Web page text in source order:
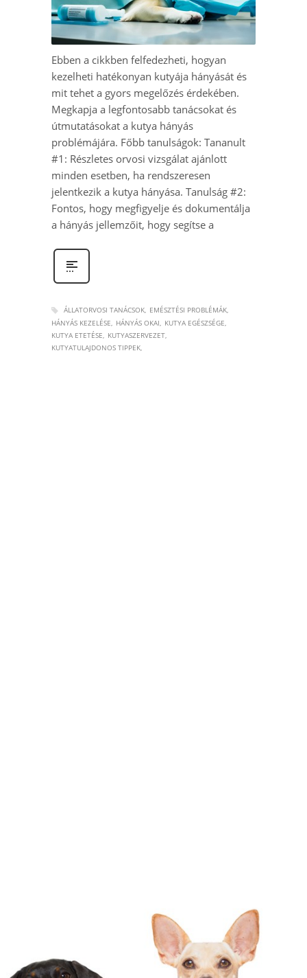
Ebben a cikkben felfedezheti, hogyan
kezelheti hatékonyan kutyája hányását és
mit tehet a gyors megelőzés érdekében.
Megkapja a legfontosabb tanácsokat és
útmutatásokat a kutya hányás
problémájára. Főbb tanulságok: Tananult
#1: Részletes orvosi vizsgálat ajánlott
minden esetben, ha rendszeresen
jelentkezik a kutya hányása. Tanulság #2:
Fontos, hogy megfigyelje és dokumentálja
a hányás jellemzőit, hogy segítse a
ÁLLATORVOSI TANÁCSOK EMÉSZTÉSI PROBLÉMÁK
HÁNYÁS KEZELÉSE
HÁNYÁS OKAI
KUTYA EGÉSZSÉGE
KUTYA ETETÉSE
KUTYASZERVEZET
KUTYATULAJDONOS TIPPEK